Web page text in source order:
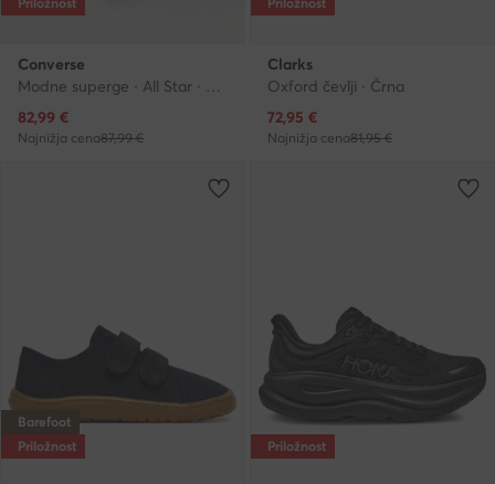
Converse
Trenutna cena
82,99 €
Najnižja cena87,99 €
Clarks
Oxford čevlji · Črna
Trenutna cena
72,95 €
Najnižja cena81,95 €
Barefoot
Priložnost
Priložnost